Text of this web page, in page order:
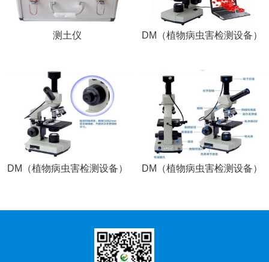
测土仪 DM（植物病虫害检测设备）
DM（植物病虫害检测设备） DM（植物病虫害检测设备）